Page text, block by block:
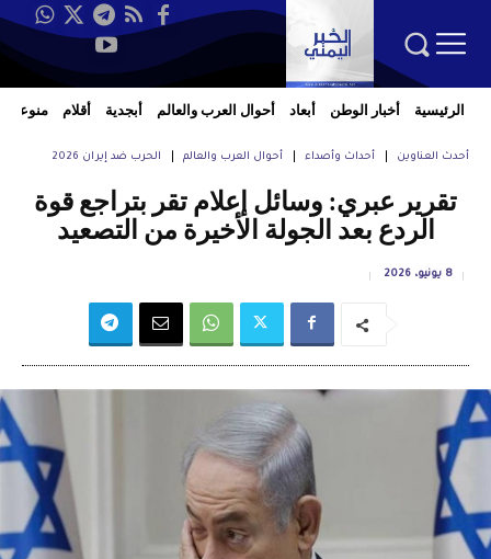
الرئيسية أخبار الوطن أبعاد أحوال العرب والعالم أبجدية أقلام منوعات
أحدث العناوين أحداث وأصداء أحوال العرب والعالم الحرب ضد إيران 2026
تقرير عبري: وسائل إعلام تقر بتراجع قوة
الردع بعد الجولة الأخيرة من التصعيد
8 يونيو، 2026